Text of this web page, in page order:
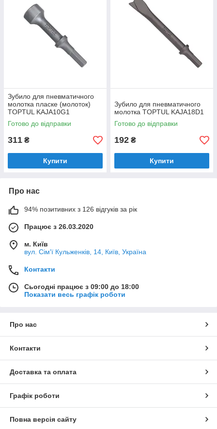
Зубило для пневматичного
молотка пласке (молоток)
TOPTUL KAJA10G1
Готово до відправки
311 ₴
Купити
Зубило для пневматичного
молотка TOPTUL KAJA18D1
Готово до відправки
192 ₴
Купити
Про нас
94% позитивних з 126 відгуків за рік
Працює з 26.03.2020
м. Київ
вул. Сім'ї Кульженків, 14, Київ, Україна
Контакти
Сьогодні працює з 09:00 до 18:00
Показати весь графік роботи
Про нас
Контакти
Доставка та оплата
Графік роботи
Повна версія сайту